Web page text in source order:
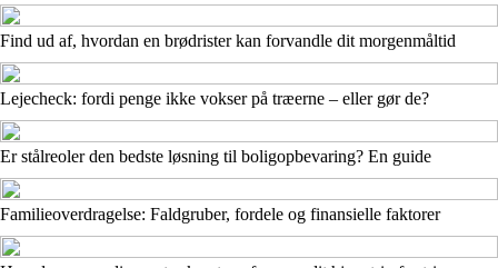
Find ud af, hvordan en brødrister kan forvandle dit morgenmåltid
Lejecheck: fordi penge ikke vokser på træerne – eller gør de?
Er stålreoler den bedste løsning til boligopbevaring? En guide
Familieoverdragelse: Faldgruber, fordele og finansielle faktorer